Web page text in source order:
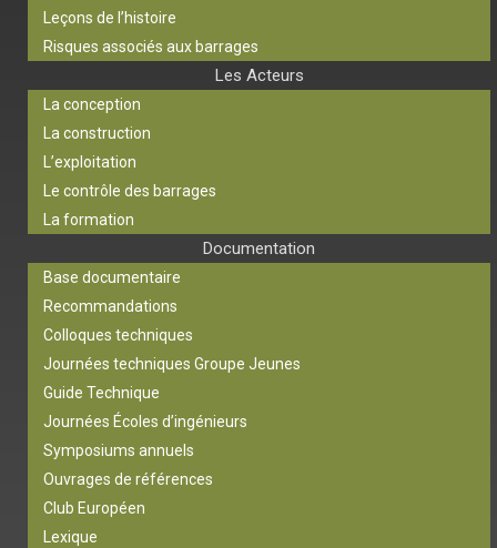
Leçons de l’histoire
Risques associés aux barrages
Les Acteurs
La conception
La construction
L’exploitation
Le contrôle des barrages
La formation
Documentation
Base documentaire
Recommandations
Colloques techniques
Journées techniques Groupe Jeunes
Guide Technique
Journées Écoles d’ingénieurs
Symposiums annuels
Ouvrages de références
Club Européen
Lexique